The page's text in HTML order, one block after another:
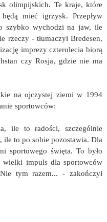
olimpijskich. Te kraje, które
mieć igrzysk. Przepływ
szybko wychodzi na jaw, ile
rzeczy - tłumaczył Bredesen,
imprezy czterolecia biorą
czy Rosja, gdzie nie ma
na ojczystej ziemi w 1994
sportowców:
ile to radości, szczególnie
ile to po sobie pozostawia. Dla
sportowego święta. To było
impuls dla sportowców
tym razem... - zakończył